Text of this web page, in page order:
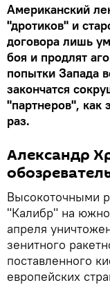
Американский
"дротиков" и
договора лишь
боя и продлят
попытки Запада
закончатся
"партнеров", как
раз.
Александр
Высокоточными
"Калибр" на
апреля
зенитного
поставленного
европейских